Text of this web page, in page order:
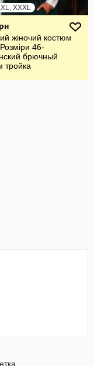
XXXL
жiночий костюм
46-
брючный
тройка